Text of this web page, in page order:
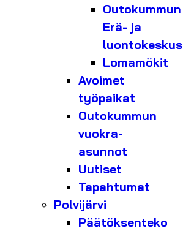
Outokummun
Erä- ja
luontokeskus
Lomamökit
Avoimet
työpaikat
Outokummun
vuokra-
asunnot
Uutiset
Tapahtumat
Polvijärvi
Päätöksenteko